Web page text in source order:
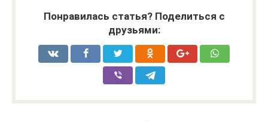
Понравилась статья? Поделиться с
друзьями: